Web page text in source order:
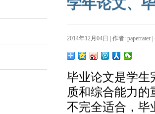
2014年12月04日 | 作者: paperrater
毕业论文是学生
质和综合能力
不完全适合，毕